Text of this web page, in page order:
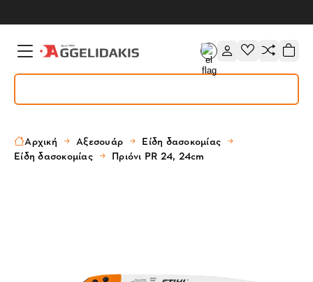
Αρχική Αξεσουάρ
Είδη δασοκομίας
Είδη δασοκομίας
Πριόνι PR 24, 24cm